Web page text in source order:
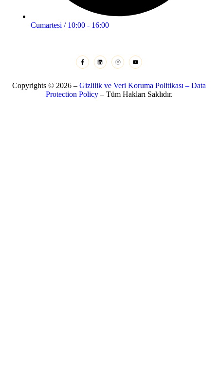
Cumartesi / 10:00 - 16:00
Copyrights © 2026 – Gizlilik ve Veri Koruma Politikası – Data
Protection Policy– Tüm Hakları Saklıdır.